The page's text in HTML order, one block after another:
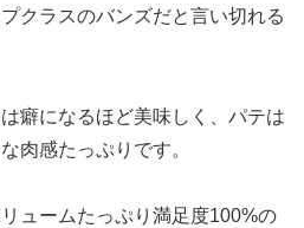
クラスのバンズだと言い切れる
癖になるほど美味しく、パテは
肉感たっぷりです。
ュームたっぷり満足度100%の